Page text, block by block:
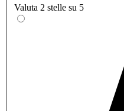
Valuta 2 stelle su 5